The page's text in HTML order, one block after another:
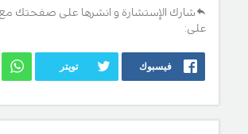
شارك الإستشارة و انشرها على صفحتك مع
على:
فيسبوك تويتر